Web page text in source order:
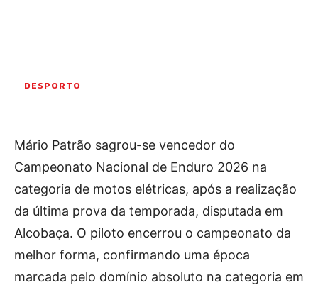
Contactos
Tel. 238 310 090 (chamada para a rede fixa nacional)
E-mail: jornalsantamarinha@gmail.com
Facebook
Estatuto editorial Sobre o Jornal
Contactos
DESPORTO
Mário Patrão sagrou-se vencedor do
Campeonato Nacional de Enduro 2026 na
categoria de motos elétricas, após a realização
da última prova da temporada, disputada em
Alcobaça. O piloto encerrou o campeonato da
melhor forma, confirmando uma época
marcada pelo domínio absoluto na categoria em